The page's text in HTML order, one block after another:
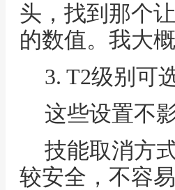
头，找到那个
的数值。我大
3. T2级别可
这些设置不
技能取消方
较安全，不容